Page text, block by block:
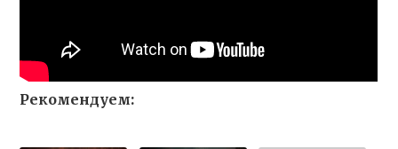
Рекомендуем: